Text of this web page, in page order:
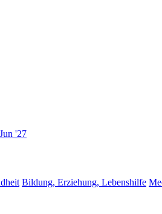
Jun '27
Bildung, Erziehung, Lebenshilfe